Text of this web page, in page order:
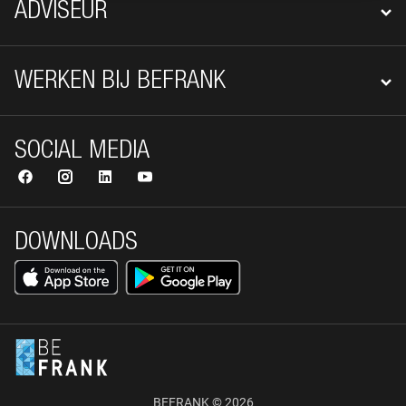
ADVISEUR
WERKEN BIJ BEFRANK
DOWNLOADS
SOCIAL MEDIA
BEFRANK © 2026